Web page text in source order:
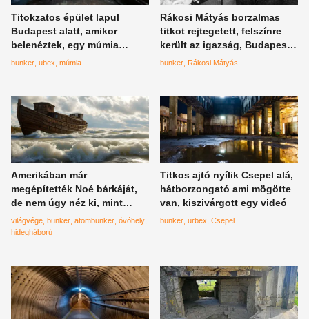
Titokzatos épület lapul
Budapest alatt, amikor
belenéztek, egy múmia
nézett vissza rájuk
bunker ubex múmia
Rákosi Mátyás borzalmas
titkot rejtegetett, felszínre
került az igazság, Budapest
közepén bukkantak rá
bunker Rákosi Mátyás
Amerikában már
megépítették Noé bárkáját,
de nem úgy néz ki, mint
gondolnád
világvége bunker atombunker óvóhely
hidegháború
Titkos ajtó nyílik Csepel alá,
hátborzongató ami mögötte
van, kiszivárgott egy videó
bunker urbex Csepel